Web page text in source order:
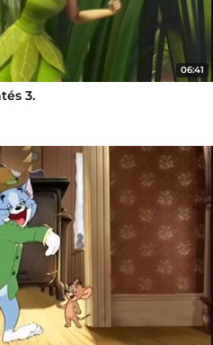
06:41
3.